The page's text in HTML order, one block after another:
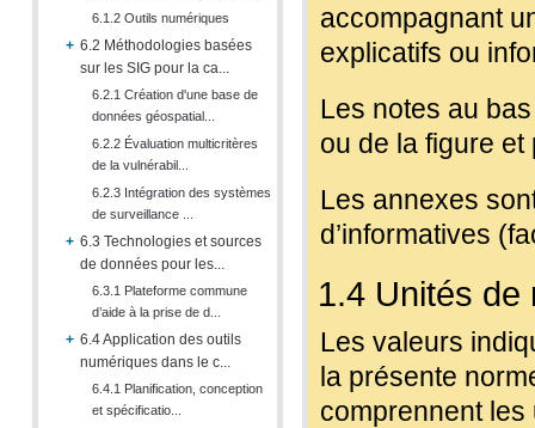
6.1.2 Outils numériques
+ 6.2 Méthodologies basées
sur les SIG pour la ca...
6.2.1 Création d'une base de
données géospatial...
6.2.2 Évaluation multicritères
de la vulnérabil...
6.2.3 Intégration des systèmes
de surveillance ...
+ 6.3 Technologies et sources
de données pour les...
6.3.1 Plateforme commune
d’aide à la prise de d...
+ 6.4 Application des outils
numériques dans le c...
6.4.1 Planification, conception
et spécificatio...
accompagnant
explicatifs ou
Les notes au
ou de la figure
Les annexes
d’informatives
1.4 Unités de
Les valeurs
la présente
comprennent